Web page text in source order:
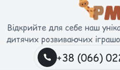
Відкрийте для себе наш
дитячих розвиваючих
+38 (066)